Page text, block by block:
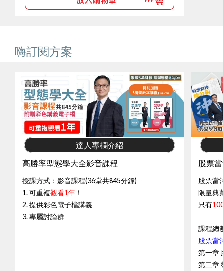
嗨訂閱方案
達人專欄介紹
高勝率型態學大全影音課程
授課方式：影音課程(36堂共845分鐘)
1. 可重複觀看1年 ！
2. 提供彩色電子檔講義
3. 專屬討論群
股票
股票當
限量典
只有
課程總
股票當
第一章
第二章